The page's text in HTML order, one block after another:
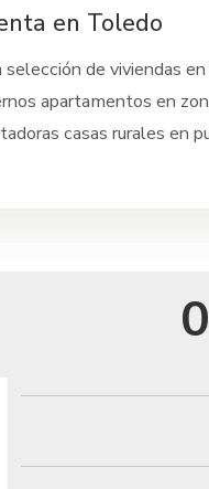
en Toledo
selección de viviendas
apartamentos en
casas rurales en